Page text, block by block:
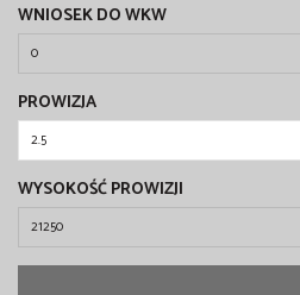
WNIOSEK DO WKW
PROWIZJA
WYSOKOŚĆ PROWIZJI